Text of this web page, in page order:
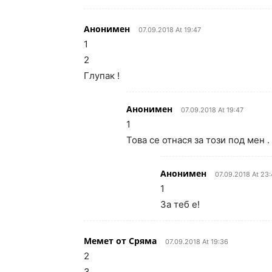
Анонимен 07.09.2018 At 19:47
1
2
Глупак !
Анонимен 07.09.2018 At 19:47
1
Това се отнася за този под мен .
Анонимен 07.09.2018 At
1
За теб е!
Мемет от Сряма 07.09.2018 At 19:36
2